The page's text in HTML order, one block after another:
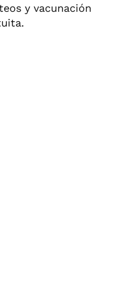
y vacunación